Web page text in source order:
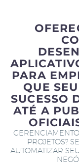
PARA
QUE
SUCESSO
ATÉ A
PROJETOS?
AUTOMATIZAR